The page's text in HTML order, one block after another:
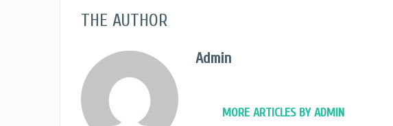
THE AUTHOR
Admin
MORE ARTICLES BY ADMIN